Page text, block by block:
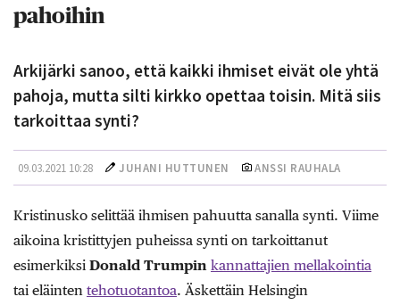
pahoihin
Arkijärki sanoo, että kaikki ihmiset eivät ole yhtä
pahoja, mutta silti kirkko opettaa toisin. Mitä siis
tarkoittaa synti?
09.03.2021 10:28 JUHANI HUTTUNEN ANSSI RAUHALA
Kristinusko selittää ihmisen pahuutta sanalla synti. Viime
aikoina kristittyjen puheissa synti on tarkoittanut
esimerkiksi Donald Trumpin kannattajien mellakointia
tai eläinten tehotuotantoa. Äskettäin Helsingin